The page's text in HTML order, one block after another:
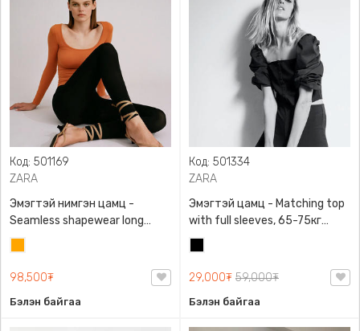
Код: 501169
ZARA
Эмэгтэй нимгэн цамц -
Seamless shapewear long
sleeve t-shirt, 40-60кг жинд
таарна, ZARA, 8779/458/615,
Урт ханцуйтай
98,500₮
Бэлэн байгаа
Код: 501334
ZARA
Эмэгтэй цамц - Matching top
with full sleeves, 65-75кг
жинд таарна, ZARA,
0962/642/800, Задгай
энгэртэй, Урт ханцуйтай,
29,000₮ 59,000₮
Бэлэн байгаа